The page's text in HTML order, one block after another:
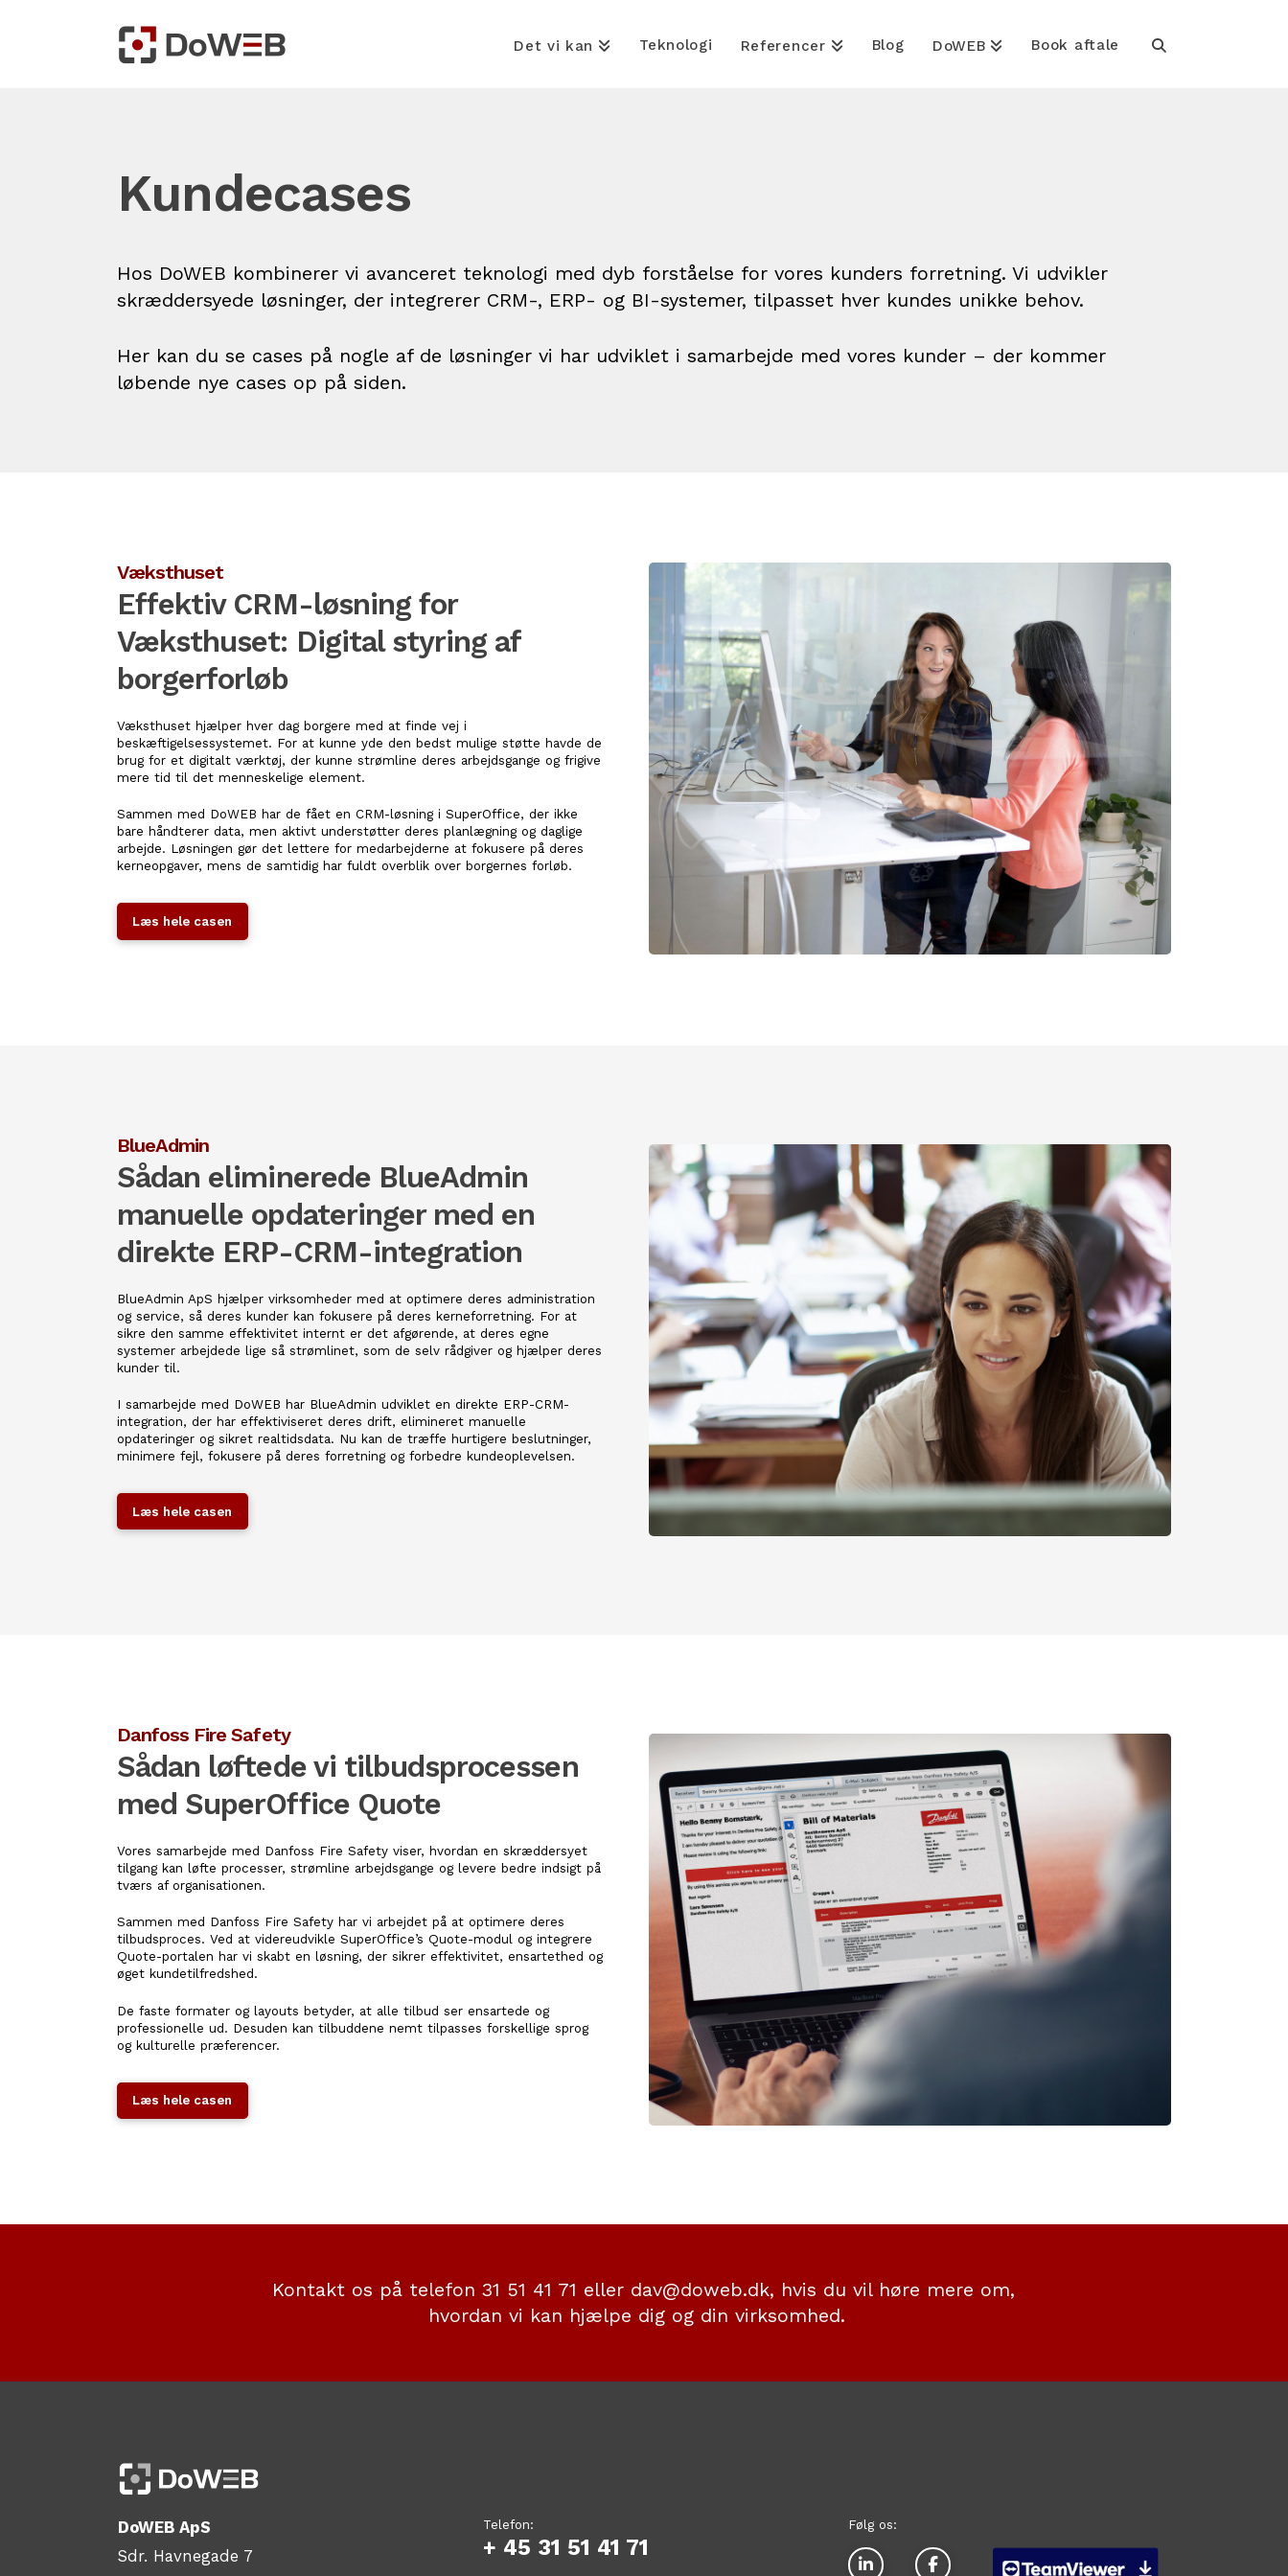
Det vi kan Teknologi Referencer Blog DoWEB Book aftale
Kundecases
Hos DoWEB kombinerer vi avanceret teknologi med dyb forståelse for vores kunders forretning. Vi udvikler
skræddersyede løsninger, der integrerer CRM-, ERP- og BI-systemer, tilpasset hver kundes unikke behov.
Her kan du se cases på nogle af de løsninger vi har udviklet i samarbejde med vores kunder – der kommer
løbende nye cases op på siden.
Væksthuset
Effektiv CRM-løsning for
Væksthuset: Digital styring af
borgerforløb
Væksthuset hjælper hver dag borgere med at finde vej i
beskæftigelsessystemet. For at kunne yde den bedst mulige støtte havde de
brug for et digitalt værktøj, der kunne strømline deres arbejdsgange og frigive
mere tid til det menneskelige element.
Sammen med DoWEB har de fået en CRM-løsning i SuperOffice, der ikke
bare håndterer data, men aktivt understøtter deres planlægning og daglige
arbejde. Løsningen gør det lettere for medarbejderne at fokusere på deres
kerneopgaver, mens de samtidig har fuldt overblik over borgernes forløb.
Læs hele casen
BlueAdmin
Sådan eliminerede BlueAdmin
manuelle opdateringer med en
direkte ERP-CRM-integration
BlueAdmin ApS hjælper virksomheder med at optimere deres administration
og service, så deres kunder kan fokusere på deres kerneforretning. For at
sikre den samme effektivitet internt er det afgørende, at deres egne
systemer arbejdede lige så strømlinet, som de selv rådgiver og hjælper deres
kunder til.
I samarbejde med DoWEB har BlueAdmin udviklet en direkte ERP-CRM-
integration, der har effektiviseret deres drift, elimineret manuelle
opdateringer og sikret realtidsdata. Nu kan de træffe hurtigere beslutninger,
minimere fejl, fokusere på deres forretning og forbedre kundeoplevelsen.
Læs hele casen
Danfoss Fire Safety
Sådan løftede vi tilbudsprocessen
med SuperOffice Quote
Vores samarbejde med Danfoss Fire Safety viser, hvordan en skræddersyet
tilgang kan løfte processer, strømline arbejdsgange og levere bedre indsigt på
tværs af organisationen.
Sammen med Danfoss Fire Safety har vi arbejdet på at optimere deres
tilbudsproces. Ved at videreudvikle SuperOffice’s Quote-modul og integrere
Quote-portalen har vi skabt en løsning, der sikrer effektivitet, ensartethed og
øget kundetilfredshed.
De faste formater og layouts betyder, at alle tilbud ser ensartede og
professionelle ud. Desuden kan tilbuddene nemt tilpasses forskellige sprog
og kulturelle præferencer.
Læs hele casen
Kontakt os på telefon 31 51 41 71 eller dav@doweb.dk, hvis du vil høre mere om,
hvordan vi kan hjælpe dig og din virksomhed.
DoWEB ApS
Sdr. Havnegade 7
Telefon:
+ 45 31 51 41 71
Følg os: